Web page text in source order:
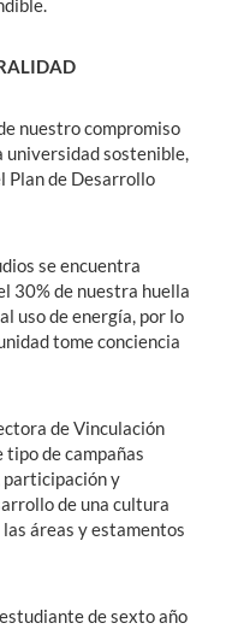
nuestro compromiso
universidad sostenible,
Plan de Desarrollo
se encuentra
30% de nuestra huella
uso de energía, por lo
tome conciencia
de Vinculación
tipo de campañas
participación y
de una cultura
áreas y estamentos
de sexto año